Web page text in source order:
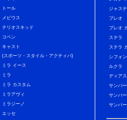
トール
メビウス
テリオスキッド
コペン
キャスト
(スポーツ・スタイル・アクティバ)
ミラ イース
ミラ
ミラ カスタム
ミラアヴィ
ミラジーノ
エッセ
ジャス
プレオ
プレオ
ステラ
ステラ
シフォ
ルクラ
ディア
サンバ
サンバ
サンバ